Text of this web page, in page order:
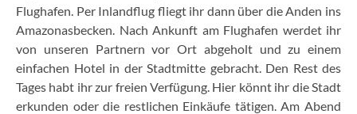
Flughafen. Per Inlandflug fliegt ihr dann über die Anden ins
Amazonasbecken. Nach Ankunft am Flughafen werdet ihr
von unseren Partnern vor Ort abgeholt und zu einem
einfachen Hotel in der Stadtmitte gebracht. Den Rest des
Tages habt ihr zur freien Verfügung. Hier könnt ihr die Stadt
erkunden oder die restlichen Einkäufe tätigen. Am Abend